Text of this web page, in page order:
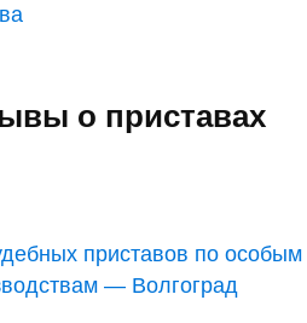
о приставах
приставов по особым
— Волгоград